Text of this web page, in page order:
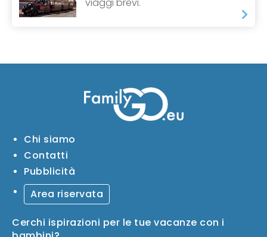
Chi siamo
Contatti
Pubblicità
Area riservata
Cerchi ispirazioni per le tue vacanze con i